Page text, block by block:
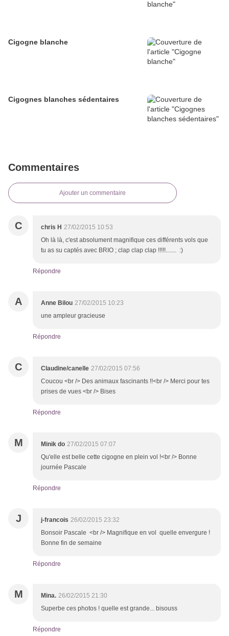
Cigogne blanche
Cigognes blanches sédentaires
Commentaires
Ajouter un commentaire
C chris H 27/02/2015 10:53
Oh là là, c'est absolument magnifique ces différents vols que
tu as su captés avec BRIO ; clap clap clap !!!!!....... :)
Répondre
A Anne Bilou 27/02/2015 10:23
une ampleur gracieuse
Répondre
C Claudine/canelle 27/02/2015 07:56
Coucou <br /> Des animaux fascinants !!<br /> Merci pour tes
prises de vues <br /> Bises
Répondre
M Minik do 27/02/2015 07:07
Qu'elle est belle cette cigogne en plein vol !<br /> Bonne
journée Pascale
Répondre
J j-francois 26/02/2015 23:32
Bonsoir Pascale <br /> Magnifique en vol quelle envergure !
Bonne fin de semaine
Répondre
M Mina. 26/02/2015 21:30
Superbe ces photos ! quelle est grande... bisouss
Répondre